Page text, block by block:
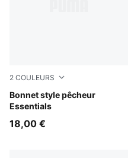
2 COULEURS
Bonnet style pêcheur
Essentials
Puma Black
18,00 €